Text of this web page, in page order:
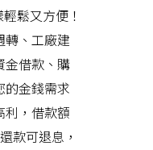
鬆又方便！
轉、工廠建
金借款、購
金錢需求
利，借款額
款可退息，